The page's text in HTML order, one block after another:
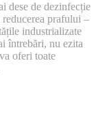
dese de dezinfecție
prafului –
industrializate
întrebări, nu ezita
oferi toate